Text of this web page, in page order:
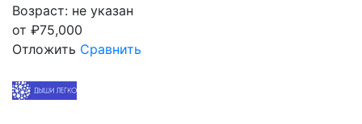
Возраст: не указан
от ₽75,000
Отложить Сравнить